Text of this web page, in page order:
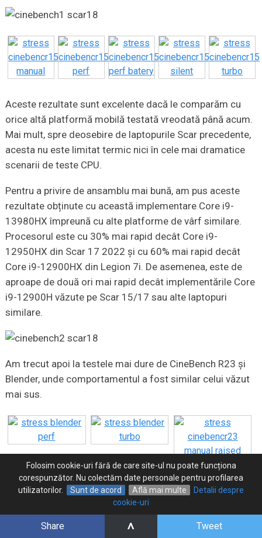
Share ^ Tweet
Aceste rezultate sunt excelente dacă le comparăm cu
orice altă platformă mobilă testată vreodată până acum.
Mai mult, spre deosebire de laptopurile Scar precedente,
acesta nu este limitat termic nici în cele mai dramatice
scenarii de teste CPU.
Pentru a privire de ansamblu mai bună, am pus aceste
rezultate obținute cu această implementare Core i9-
13980HX împreună cu alte platforme de vârf similare.
Procesorul este cu 30% mai rapid decât Core i9-
12950HX din Scar 17 2022 și cu 60% mai rapid decât
Core i9-12900HX din Legion 7i. De asemenea, este de
aproape de două ori mai rapid decât implementările Core
i9-12900H văzute pe Scar 15/17 sau alte laptopuri
similare.
Am trecut apoi la testele mai dure de CineBench R23 și
Blender, unde comportamentul a fost similar celui văzut
mai sus.
Cam așa arată rezultatele în 3DMark CPU Test.
Folosim cookie-uri fără de care site-ul nu poate funcționa
corespunzător. Nu colectăm date personale pentru profilarea
utilizatorilor.
Sunt de acord Află mai multe
Detalii despre
cookie-uri